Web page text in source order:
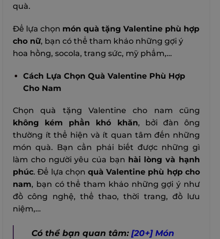
quà.
Để lựa chọn món quà tặng Valentine phù hợp
cho nữ, bạn có thể tham khảo những gợi ý
hoa hồng, socola, trang sức, mỹ phẩm,…
Cách Lựa Chọn Quà Valentine Phù Hợp
Cho Nam
Chọn quà tặng Valentine cho nam cũng
không kém phần khó khăn, bởi đàn ông
thường ít thể hiện và ít quan tâm đến những
món quà. Bạn cần phải biết được những gì
làm cho người yêu của bạn hài lòng và hạnh
phúc.Để lựa chọn quà Valentine phù hợp cho
nam, bạn có thể tham khảo những gợi ý như
đồ công nghệ, thể thao, thời trang, đồ lưu
niệm,…
Có thể bạn quan tâm:[20+] Món